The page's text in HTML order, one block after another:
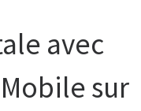
avec
sur